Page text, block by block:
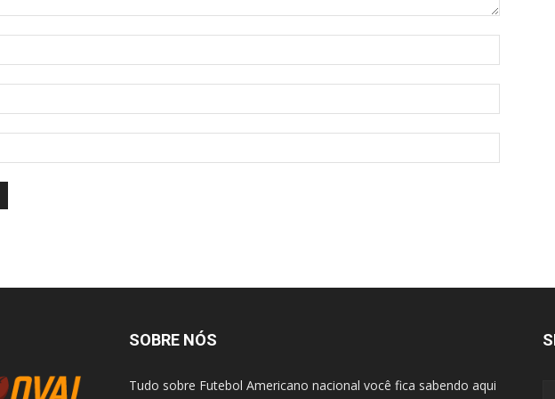
SOBRE NÓS
Tudo sobre Futebol Americano nacional você fica sabendo aqui